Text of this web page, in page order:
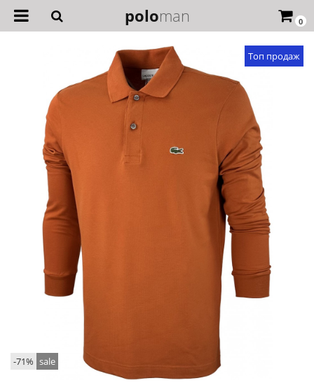
0
poloman
Топ продаж
-71% sale